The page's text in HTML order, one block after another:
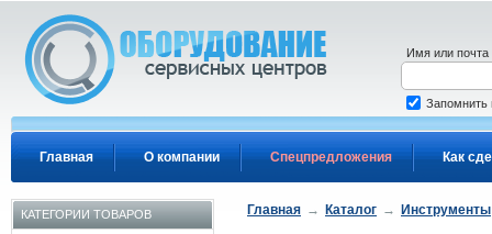
Главная О компании Спецпредложения Как
Имя или почта
Запомнить
КАТЕГОРИИ ТОВАРОВ Главная → Каталог → Инструменты